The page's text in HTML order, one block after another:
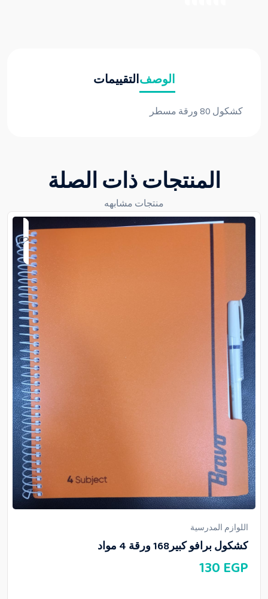
الوصفالتقييمات
كشكول 80 ورقة مسطر
المنتجات ذات الصلة
منتجات مشابهه
اللوازم المدرسية
كشكول برافو كبير168 ورقة 4 مواد
130 EGP